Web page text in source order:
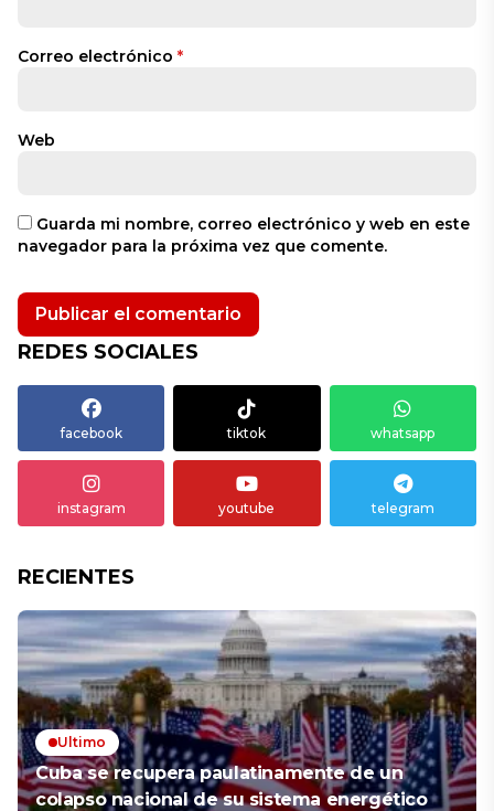
Correo electrónico *
Web
Guarda mi nombre, correo electrónico y web en este
navegador para la próxima vez que comente.
REDES SOCIALES
facebook tiktok whatsapp
instagram youtube telegram
RECIENTES
Ultimo
Cuba se recupera paulatinamente de un
colapso nacional de su sistema energético